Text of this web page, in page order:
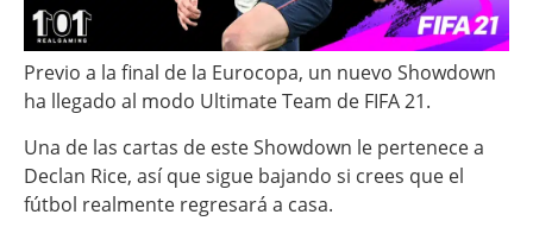
Previo a la final de la Eurocopa, un nuevo Showdown
ha llegado al modo Ultimate Team de FIFA 21.
Una de las cartas de este Showdown le pertenece a
Declan Rice, así que sigue bajando si crees que el
fútbol realmente regresará a casa.